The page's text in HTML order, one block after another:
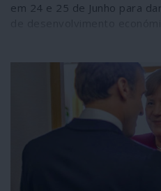
em 24 e 25 de Junho para